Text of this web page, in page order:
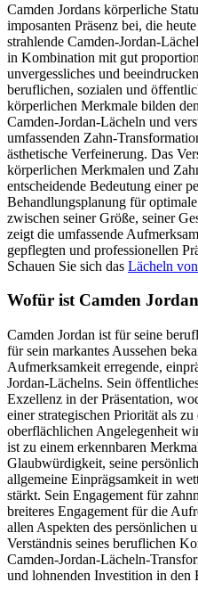
Camden Jordans körperliche
imposanten Präsenz bei, die
strahlende Camden-Jordan-
in Kombination mit gut
unvergessliches und
beruflichen, sozialen und
körperlichen Merkmale bilden
Camden-Jordan-Lächeln und
umfassenden Zahn-
ästhetische Verfeinerung. Das
körperlichen Merkmalen und
entscheidende Bedeutung einer
Behandlungsplanung für
zwischen seiner Größe, seiner
zeigt die umfassende
gepflegten und professionellen
Schauen Sie sich das Lächeln
Wofür ist Camden
Camden Jordan ist für seine
für sein markantes Aussehen
Aufmerksamkeit erregende,
Jordan-Lächelns. Sein
Exzellenz in der Präsentation,
einer strategischen Priorität als
oberflächlichen Angelegenheit
ist zu einem erkennbaren
Glaubwürdigkeit, seine
allgemeine Einprägsamkeit in
stärkt. Sein Engagement für
breiteres Engagement für die
allen Aspekten des persönlichen
Verständnis seines beruflichen
Camden-Jordan-Lächeln-
und lohnenden Investition in den